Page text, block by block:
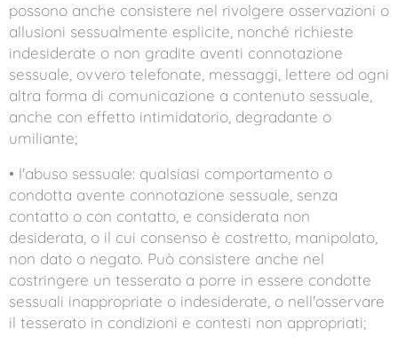
possono anche consistere nel rivolgere osservazioni o
allusioni sessualmente esplicite, nonché richieste
indesiderate o non gradite aventi connotazione
sessuale, ovvero telefonate, messaggi, lettere od ogni
altra forma di comunicazione a contenuto sessuale,
anche con effetto intimidatorio, degradante o
umiliante;
• l'abuso sessuale: qualsiasi comportamento o
condotta avente connotazione sessuale, senza
contatto o con contatto, e considerata non
desiderata, o il cui consenso è costretto, manipolato,
non dato o negato. Può consistere anche nel
costringere un tesserato a porre in essere condotte
sessuali inappropriate o indesiderate, o nell'osservare
il tesserato in condizioni e contesti non appropriati;